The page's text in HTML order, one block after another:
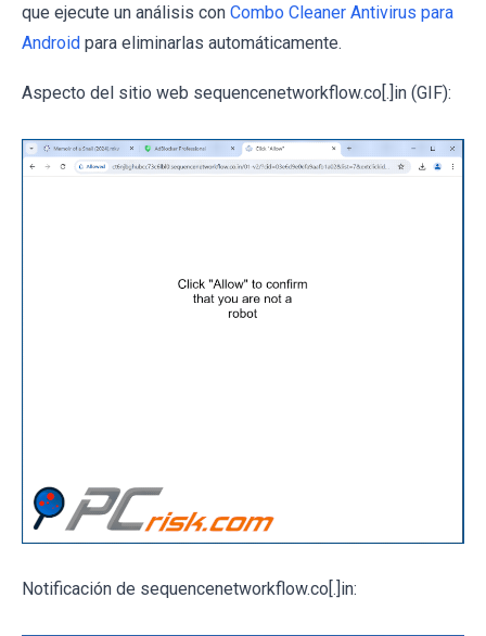
que ejecute un análisis con Combo Cleaner Antivirus para
Android para eliminarlas automáticamente.
Aspecto del sitio web sequencenetworkflow.co[.]in (GIF):
Notificación de sequencenetworkflow.co[.]in: